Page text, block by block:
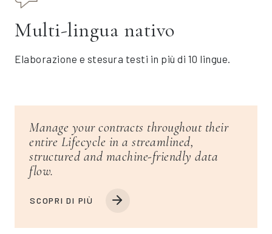
Multi-lingua nativo
Elaborazione e stesura testi in più di 10 lingue.
Manage your contracts throughout their
entire Lifecycle in a streamlined,
structured and machine-friendly data
flow.
SCOPRI DI PIÙ